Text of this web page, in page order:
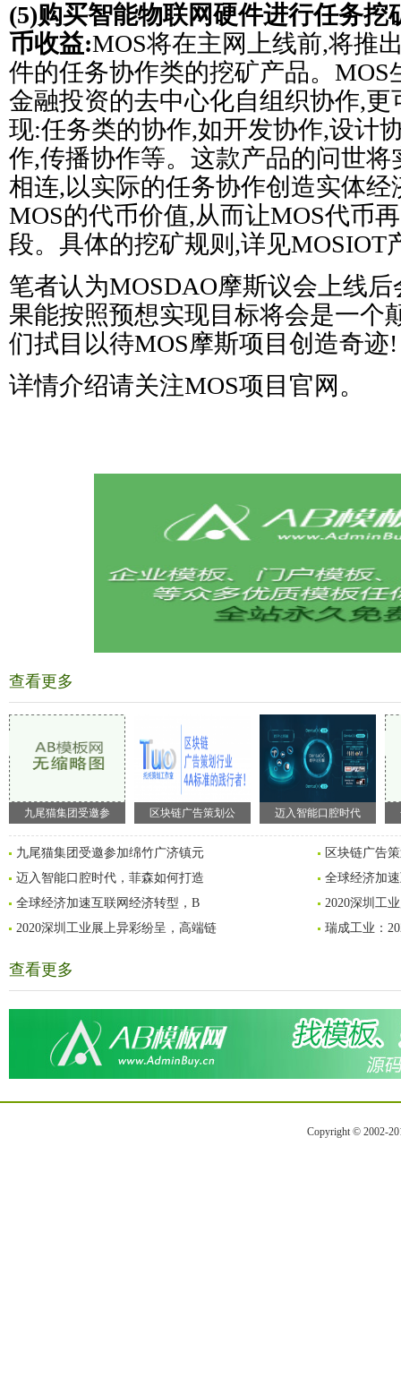
(5)购买智能物联网硬件进行任务挖
币收益:MOS将在主网上线前,将推
件的任务协作类的挖矿产品。MOS
金融投资的去中心化自组织协作,
现:任务类的协作,如开发协作,设计
作,传播协作等。这款产品的问世
相连,以实际的任务协作创造实体
MOS的代币价值,从而让MOS代币
段。具体的挖矿规则,详见MOSIOT
笔者认为MOSDAO摩斯议会上线
果能按照预想实现目标将会是一个
们拭目以待MOS摩斯项目创造奇迹!
详情介绍请关注MOS项目官网。
查看更多
九尾猫集团受邀参 区块链广告策划公 迈入智能口腔时代
九尾猫集团受邀参加绵竹广济镇元
区块链广告
迈入智能口腔时代，菲森如何打造
全球经济加
全球经济加速互联网经济转型，B
2020深圳工
2020深圳工业展上异彩纷呈，高端链
瑞成工业：
查看更多
Copyright © 2002-